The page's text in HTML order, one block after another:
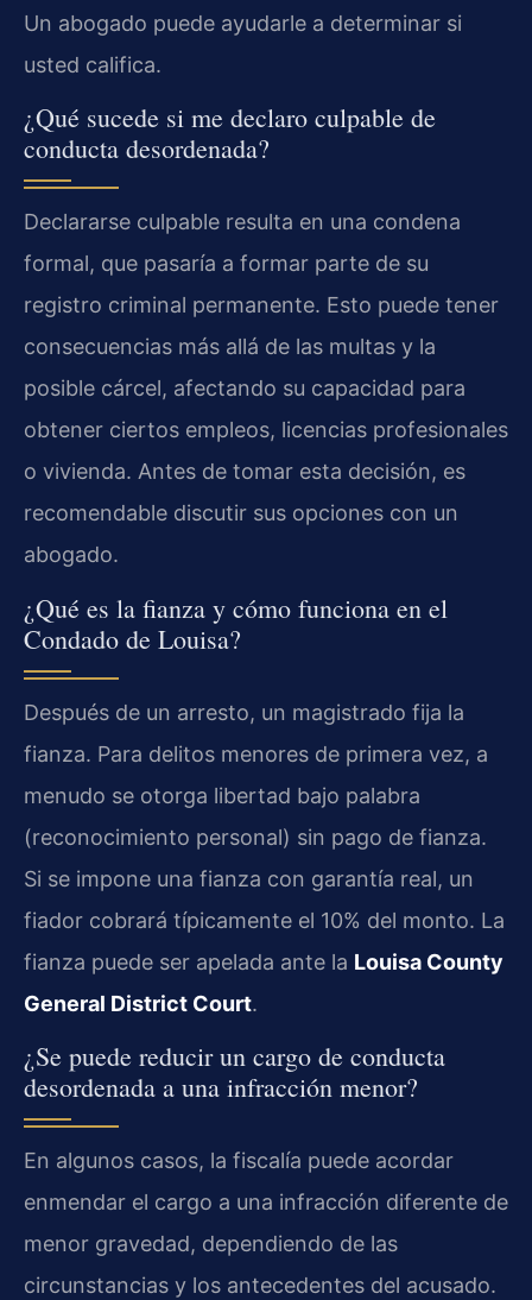
Un abogado puede ayudarle a determinar si
usted califica.
¿Qué sucede si me declaro culpable de
conducta desordenada?
Declararse culpable resulta en una condena
formal, que pasaría a formar parte de su
registro criminal permanente. Esto puede tener
consecuencias más allá de las multas y la
posible cárcel, afectando su capacidad para
obtener ciertos empleos, licencias profesionales
o vivienda. Antes de tomar esta decisión, es
recomendable discutir sus opciones con un
abogado.
¿Qué es la fianza y cómo funciona en el
Condado de Louisa?
Después de un arresto, un magistrado fija la
fianza. Para delitos menores de primera vez, a
menudo se otorga libertad bajo palabra
(reconocimiento personal) sin pago de fianza.
Si se impone una fianza con garantía real, un
fiador cobrará típicamente el 10% del monto. La
fianza puede ser apelada ante la Louisa County
General District Court.
¿Se puede reducir un cargo de conducta
desordenada a una infracción menor?
En algunos casos, la fiscalía puede acordar
enmendar el cargo a una infracción diferente de
menor gravedad, dependiendo de las
circunstancias y los antecedentes del acusado.